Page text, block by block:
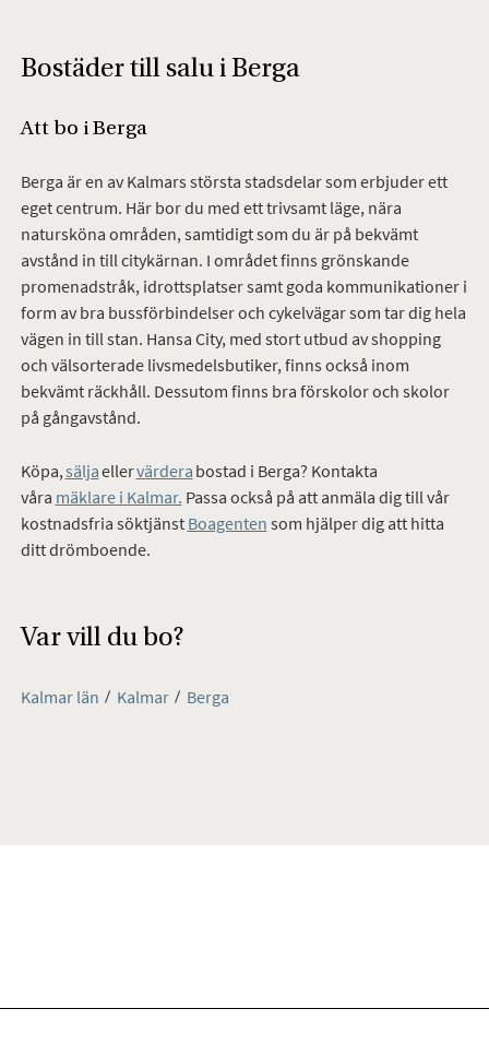
Bostäder till salu i Berga
Att bo i Berga
Berga är en av Kalmars största stadsdelar som erbjuder ett
eget centrum. Här bor du med ett trivsamt läge, nära
natursköna områden, samtidigt som du är på bekvämt
avstånd in till citykärnan. I området finns grönskande
promenadstråk, idrottsplatser samt goda kommunikationer i
form av bra bussförbindelser och cykelvägar som tar dig hela
vägen in till stan. Hansa City, med stort utbud av shopping
och välsorterade livsmedelsbutiker, finns också inom
bekvämt räckhåll. Dessutom finns bra förskolor och skolor
på gångavstånd.
Köpa,säljaellervärdera bostad i Berga? Kontakta
våra mäklare i Kalmar. Passa också på att anmäla dig till vår
kostnadsfria söktjänst Boagenten som hjälper dig att hitta
ditt drömboende.
Var vill du bo?
Kalmar län Kalmar Berga